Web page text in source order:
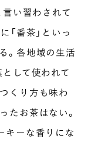
言い習わされて
「番茶」といっ
。各地域の生活
して使われて
くり方も味わ
たお茶はない。
キーな香りにな